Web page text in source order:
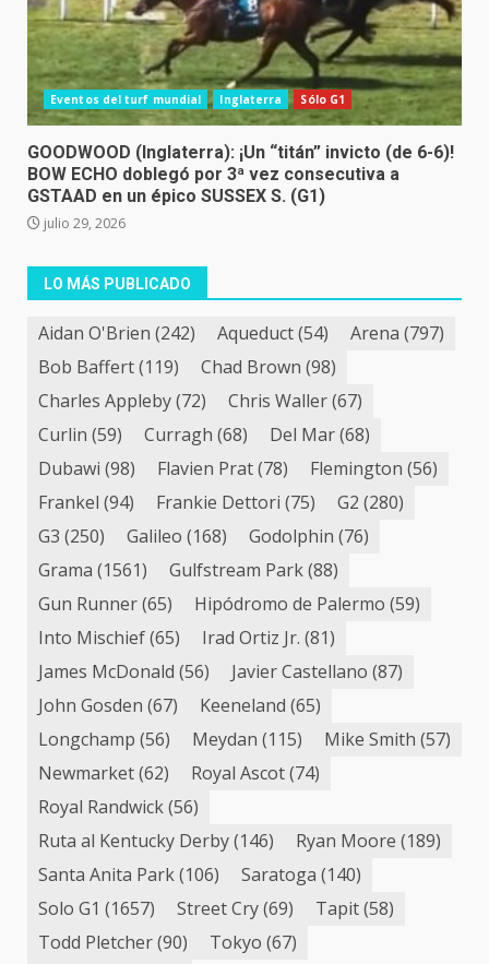
Eventos del turf mundial Inglaterra Sólo G1
GOODWOOD (Inglaterra): ¡Un “titán” invicto (de 6-6)!
BOW ECHO doblegó por 3ª vez consecutiva a
GSTAAD en un épico SUSSEX S. (G1)
julio 29, 2026
LO MÁS PUBLICADO
Aidan O'Brien (242) Aqueduct(54) Arena (797)
Bob Baffert(119) Chad Brown (98)
Charles Appleby(72) Chris Waller(67)
Curlin (59) Curragh (68) Del Mar(68)
Dubawi (98) Flavien Prat(78) Flemington (56)
Frankel (94) Frankie Dettori (75) G2 (280)
G3 (250) Galileo (168) Godolphin (76)
Grama (1561) Gulfstream Park(88)
Gun Runner(65) Hipódromo de Palermo (59)
Into Mischief(65) Irad Ortiz Jr. (81)
James McDonald (56) Javier Castellano (87)
John Gosden (67) Keeneland (65)
Longchamp (56) Meydan (115) Mike Smith (57)
Newmarket(62) Royal Ascot(74)
Royal Randwick(56)
Ruta al Kentucky Derby(146) Ryan Moore (189)
Santa Anita Park(106) Saratoga (140)
Solo G1 (1657) Street Cry(69) Tapit(58)
Todd Pletcher(90) Tokyo (67)